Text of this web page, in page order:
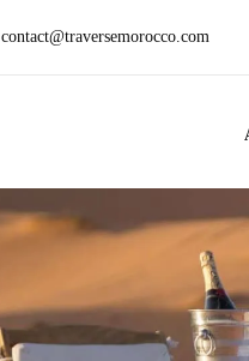
contact@traversemorocco.com